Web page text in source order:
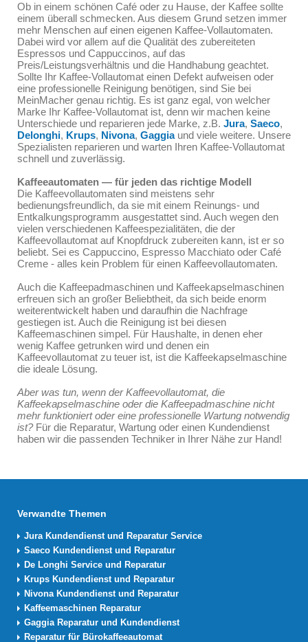
Ob in einem schönen Café oder zu Hause, der Kaffee sollte
einem überall schmecken. Aus diesem Grund setzen immer
mehr Menschen auf einen eigenen Kaffee-Vollautomaten.
Dabei wird vor allem auf die Qualität des zubereiteten
Espressos und Cappuccinos, auf das
Preis/Leistungsverhältnis und die Handhabung geachtet.
Sollte Ihr Kaffee-Vollautomat einen Defekt aufweisen oder
eine professionelle Reinigung benötigen, sind Sie bei
MeinMacher genau richtig. Es ist ganz egal, von welcher
Marke Ihr Kaffee-Vollautomat ist, denn wir machen keine
Unterschiede und reparieren jede Marke, z.B. Jura, Saeco,
Delonghi, Krups, Nivona, Gaggiaund viele weitere. Unsere
Spezialisten reparieren und warten Ihren Kaffee-Vollautomat
schnell und zuverlässig.
Kaffeeautomaten — für jeden das richtige Modell
Die Kaffeevollautomaten sind meistens sehr
bedienungsfreundlich, da sie mit einem Reinungs- und
Entkalkungsprogramm ausgestattet sind. Auch wegen den
vielen verschiedenen Kaffeespezialitäten, die der
Kaffeevollautomat auf Knopfdruck zubereiten kann, ist er so
beliebt. Sei es Cappuccino, Espresso Macchiato oder Café
Creme - alles kein Problem für einen Kaffeevollautomaten.
Auch die Kaffeepadmaschinen und Kaffeekapselmaschinen
erfreuen sich an großer Beliebtheit, da sich beide enorm
weiterentwickelt haben und daraufhin die Nachfrage
gestiegen ist. Auch die Reinigung ist bei diesen
Kaffeemaschinen simpel. Für Haushalte, in denen eher
wenig Kaffee getrunken wird und denen ein
Kaffeevollautomat zu teuer ist, ist die Kaffeekapselmaschine
die ideale Lösung.
Aber was tun, wenn der Kaffeevollautomat, die
Kaffeekapselmaschine oder die Kaffeepadmaschine nicht
mehr funktioniert oder eine professionelle Wartung notwendig
ist?Für die Reparatur, Wartung oder einen Kundendienst
haben wir die passenden Techniker in Ihrer Nähe zur Hand!
Verwandte Themen
Jura Kundendienst und Reparatur Service
Saeco Kundendienst und Reparatur
De Longhi Service und Reparatur
Krups Kundendienst und Reparatur
Nivona Kundendienst und Reparatur
Kaffeemaschinen Reparatur
Gaggia Reparatur und Kundendienst
Reparatur für Bürokaffeeautomat